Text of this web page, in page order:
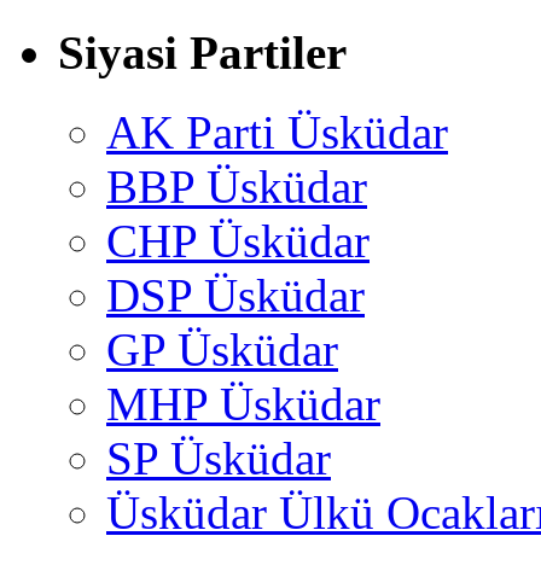
Siyasi Partiler
AK Parti Üsküdar
BBP Üsküdar
CHP Üsküdar
DSP Üsküdar
GP Üsküdar
MHP Üsküdar
SP Üsküdar
Üsküdar Ülkü